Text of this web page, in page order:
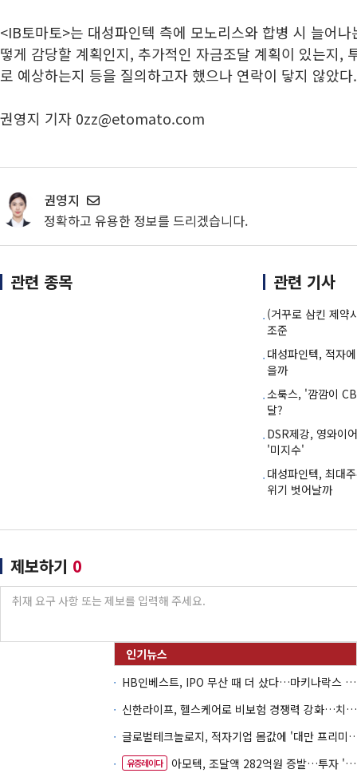
<IB토마토>는 대성파인텍 측에 모노리스와 합병 시 늘어
떻게 감당할 계획인지, 추가적인 자금조달 계획이 있는지,
로 예상하는지 등을 질의하고자 했으나 연락이 닿지 않았
권영지 기자 0zz@etomato.com
권영지
정확하고 유용한 정보를 드리겠습니다.
관련 종목 관련 기사
(거꾸로 삼킨 제약
조준
대성파인텍, 적자
을까
소룩스, '깜깜이
달?
DSR제강, 영와이
'미지수'
대성파인텍, 최대
위기 벗어날까
제보하기 0
HB인베스트, IPO 무산 때 더 샀다…마키나락스 투자 2.7배 회수
신한라이프, 헬스케어로 비보험 경쟁력 강화…치매·간병 공략
글로벌테크놀로지, 적자기업 몸값
유증레이다
아모텍, 조달액 282억원 증발…투자 '속도 조절' 불가피